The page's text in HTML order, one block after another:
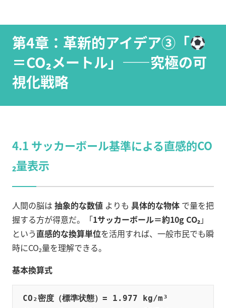
第4章：革新的アイデア③「
＝CO₂メートル」——究極の可
視化戦略
4.1 サッカーボール基準による直感的CO
₂量表示
人間の脳は 抽象的な数値 よりも 具体的な物体 で量を把
握する方が得意だ。「1サッカーボール＝約10g CO₂」
という直感的な換算単位を活用すれば、一般市民でも瞬
時にCO₂量を理解できる。
基本換算式
CO₂密度（標準状態）= 1.977 kg/m³